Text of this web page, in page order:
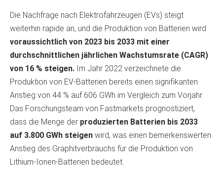
Die Nachfrage nach Elektrofahrzeugen (EVs) steigt
weiterhin rapide an, und die Produktion von Batterien wird
voraussichtlich von 2023 bis 2033 mit einer
durchschnittlichen jährlichen Wachstumsrate (CAGR)
von 16 % steigen. Im Jahr 2022 verzeichnete die
Produktion von EV-Batterien bereits einen signifikanten
Anstieg von 44 % auf 606 GWh im Vergleich zum Vorjahr.
Das Forschungsteam von Fastmarkets prognostiziert,
dass die Menge der produzierten Batterien bis 2033
auf 3.800 GWh steigen wird, was einen bemerkenswerten
Anstieg des Graphitverbrauchs für die Produktion von
Lithium-Ionen-Batterien bedeutet.